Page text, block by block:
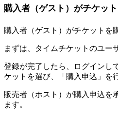
購入者（ゲスト）がチケッ
購入者（ゲスト）がチケットを
まずは、タイムチケットのユー
登録が完了したら、ログインし
ケットを選び、「購入申込」を
販売者（ホスト）が購入申込を
ます。